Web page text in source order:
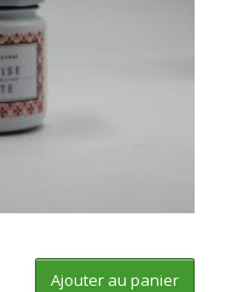
Ajouter au panier